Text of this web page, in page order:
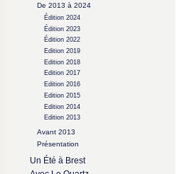
De 2013 à 2024
Édition 2024
Édition 2023
Édition 2022
Edition 2019
Edition 2018
Edition 2017
Edition 2016
Edition 2015
Edition 2014
Edition 2013
Avant 2013
Présentation
Un Été à Brest